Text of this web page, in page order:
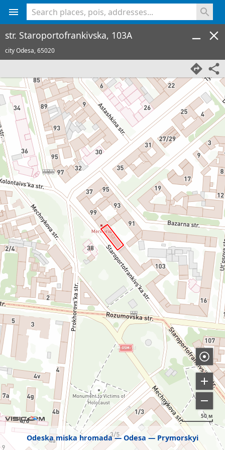
Odeska miska hromada Odesa Prymorskyi
50 м
str. Staroportofrankivska, 103A
city Odesa,65020
<% console.log(hcard) %>